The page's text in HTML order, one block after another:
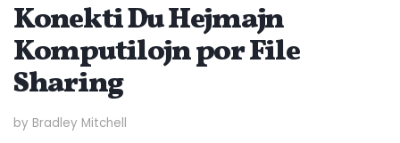
Konekti Du Hejmajn
Komputilojn por File
Sharing
by Bradley Mitchell